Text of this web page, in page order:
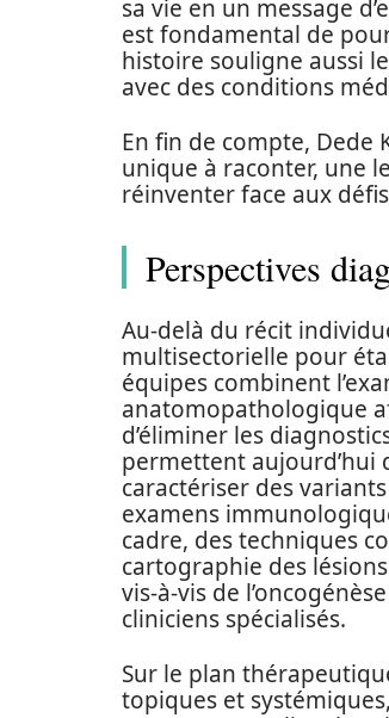
sa vie en un message
est fondamental de
histoire souligne aussi
avec des conditions
En fin de compte, Dede
unique à raconter, une
réinventer face aux
Perspectives
Au-delà du récit
multisectorielle pour
équipes combinent
anatomopathologique
d’éliminer les
permettent aujourd’hui
caractériser des
examens
cadre, des techniques
cartographie des
vis‑à‑vis de
cliniciens spécialisés.
Sur le plan
topiques et